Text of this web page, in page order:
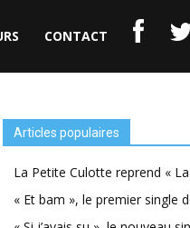
CONTACT
Articles populaires
La Petite Culotte reprend «
« Et bam », le premier single